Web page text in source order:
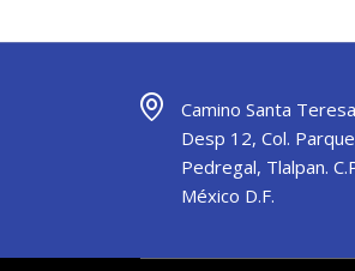
Camino Santa
Desp 12, Col.
Pedregal, Tlalpan.
México D.F.